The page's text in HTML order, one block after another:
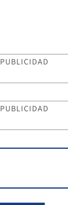
PUBLICIDAD
PUBLICIDAD